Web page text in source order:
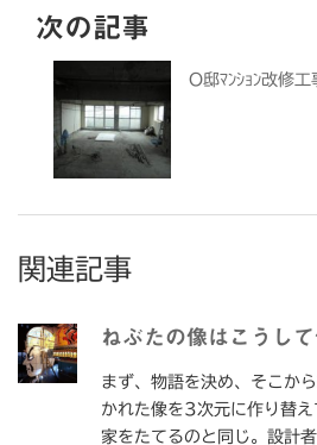
次の記事
O邸ﾏﾝｼｮﾝ改修工
関連記事
ねぶたの像はこうし
まず、物語を決め、そこか
かれた像を3次元に作り替
家をたてるのと同じ。設計